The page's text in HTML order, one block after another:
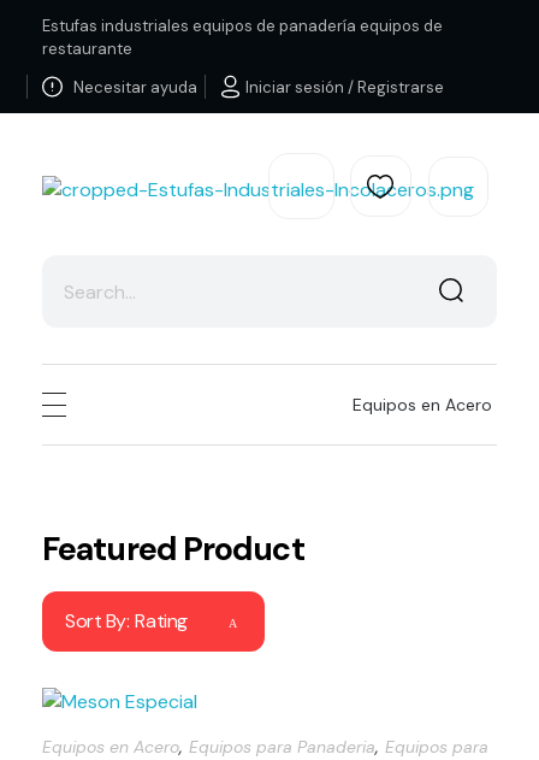
Estufas industriales equipos de panadería equipos de
restaurante
Necesitar ayuda
Iniciar sesión / Registrarse
Equipos en Acero
Featured Product
Sort By: Rating
Equipos en Acero, Equipos para Panaderia, Equipos para